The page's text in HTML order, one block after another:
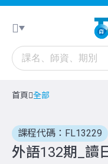
首頁 全部
課程代碼：FL13229
外語132期_讀